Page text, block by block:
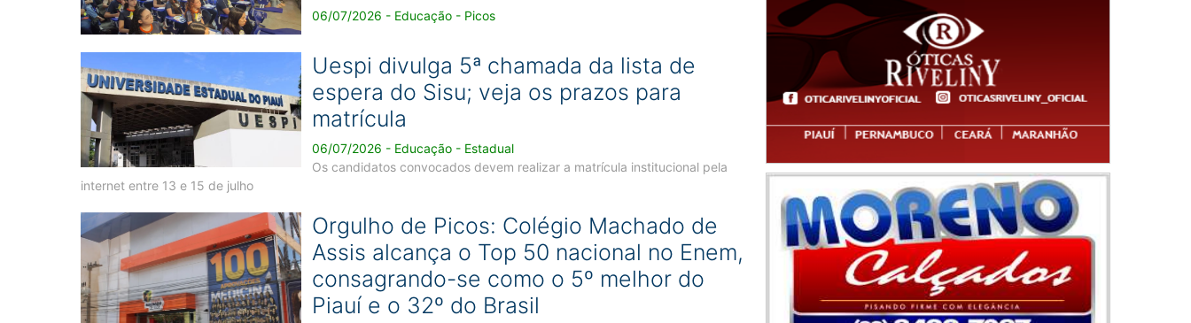
06/07/2026 - Educação - Picos
Uespi divulga 5ª chamada da lista de
espera do Sisu; veja os prazos para
matrícula
06/07/2026 - Educação - Estadual
Os candidatos convocados devem realizar a matrícula institucional pela
internet entre 13 e 15 de julho
Orgulho de Picos: Colégio Machado de
Assis alcança o Top 50 nacional no Enem,
consagrando-se como o 5º melhor do
Piauí e o 32º do Brasil